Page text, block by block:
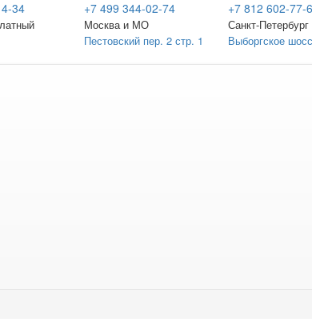
34 +7 499 344-02-74
Москва и МО
Пестовский пер. 2 стр. 1
+7 812 602-77-
Санкт-Петербург
Выборгское